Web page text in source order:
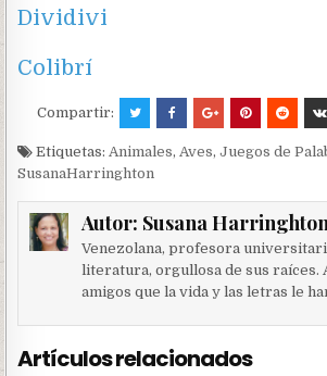
Dividivi
Colibrí
Compartir:
Etiquetas:Animales,Aves,Juegos de
SusanaHarringhton
Autor: Susana
Venezolana, profesora
literatura, orgullosa de sus raíces.
amigos que la vida y las letras le
Artículos relacionados